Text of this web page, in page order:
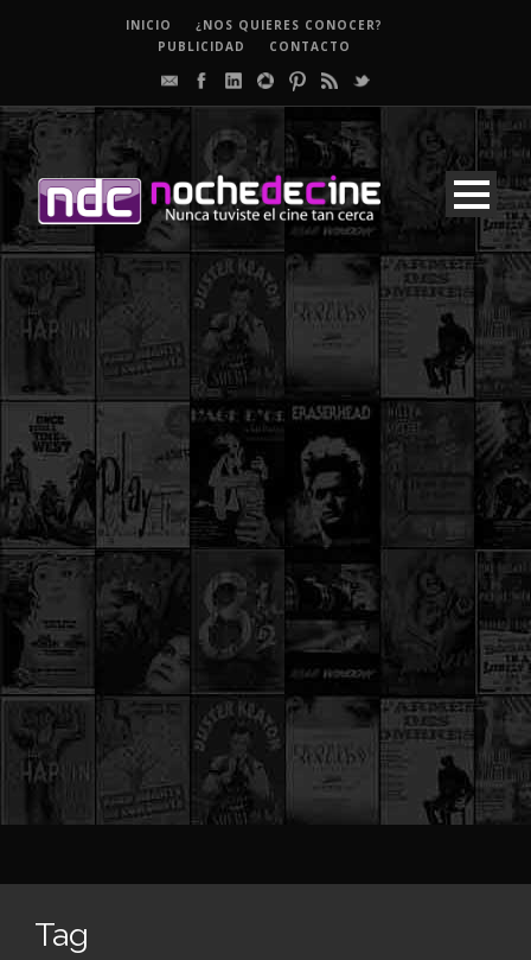
INICIO
¿NOS QUIERES CONOCER?
PUBLICIDAD
CONTACTO
Tag